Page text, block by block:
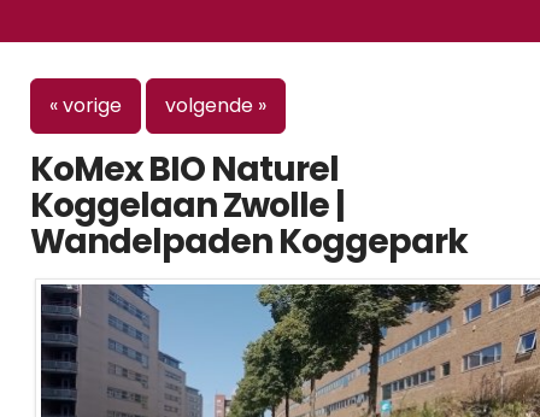
« vorige volgende »
KoMex BIO Naturel
Koggelaan Zwolle |
Wandelpaden Koggepark